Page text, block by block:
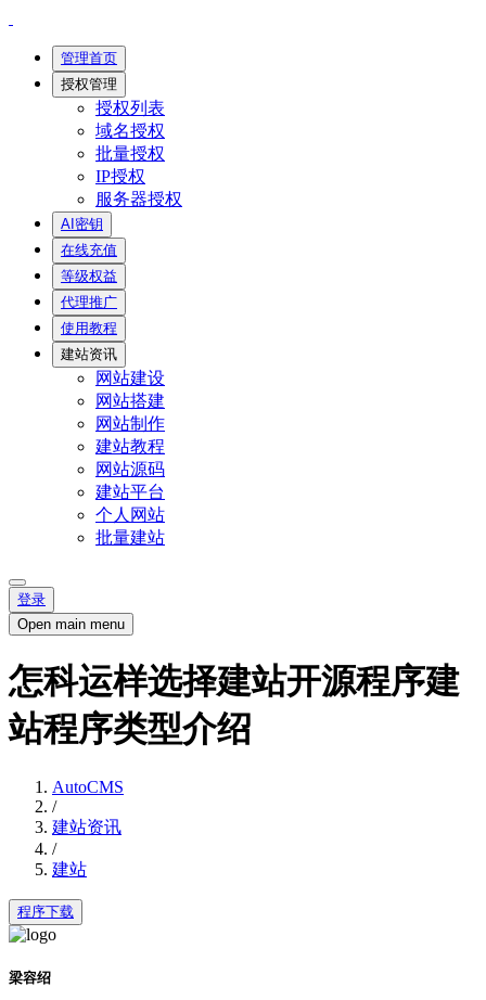
管理首页
授权管理
授权列表
域名授权
批量授权
IP授权
服务器授权
AI密钥
在线充值
等级权益
代理推广
使用教程
建站资讯
网站建设
网站搭建
网站制作
建站教程
网站源码
建站平台
个人网站
批量建站
登录
Open main menu
怎科运样选择建站开源程序建
站程序类型介绍
AutoCMS
/
建站资讯
/
建站
程序下载
梁容绍